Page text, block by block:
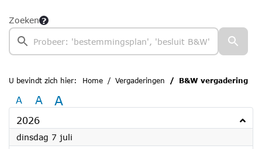
Zoeken
U bevindt zich hier: Home Vergaderingen B&W vergadering
A A A
2026
dinsdag 7 juli